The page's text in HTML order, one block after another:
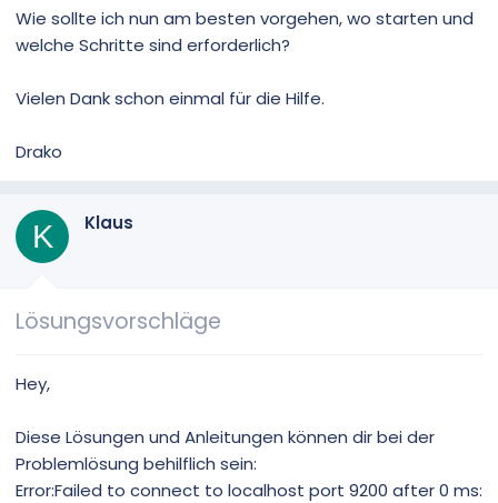
Wie sollte ich nun am besten vorgehen, wo starten und
welche Schritte sind erforderlich?
Vielen Dank schon einmal für die Hilfe.
Drako
K Klaus
Lösungsvorschläge
Hey,
Diese Lösungen und Anleitungen können dir bei der
Problemlösung behilflich sein:
Error:Failed to connect to localhost port 9200 after 0 ms: